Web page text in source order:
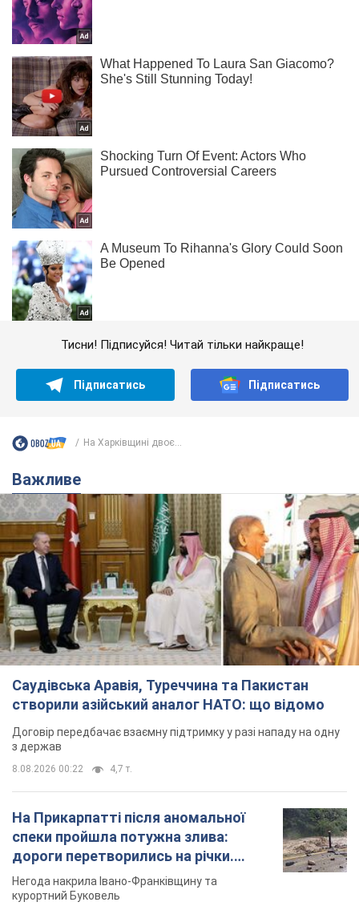
Тисни! Підписуйся! Читай тільки найкраще!
Підписатись Підписатись
На Харківщині двоє...
Важливе
Саудівська Аравія, Туреччина та Пакистан
створили азійський аналог НАТО: що відомо
Договір передбачає взаємну підтримку у разі нападу на одну
з держав
8.08.2026 00:22 4,7 т.
На Прикарпатті після аномальної
спеки пройшла потужна злива:
дороги перетворились на річки.
Відео
Негода накрила Івано-Франківщину та
курортний Буковель